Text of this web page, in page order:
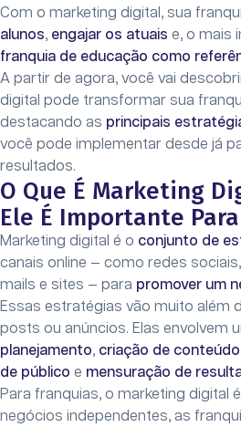
Com o marketing digital, sua
alunos, engajar os atuais e, o mais
franquia de educação como
A partir de agora, você vai
digital pode transformar sua
destacando as principais
você pode implementar desde já
resultados.
O Que É Marketing
Ele É Importante
Marketing digital é o conjunto de
canais online — como redes
mails e sites — para promover um
Essas estratégias vão muito além
posts ou anúncios. Elas envolvem
planejamento, criação de
de público e mensuração de
Para franquias, o marketing digital
negócios independentes, as